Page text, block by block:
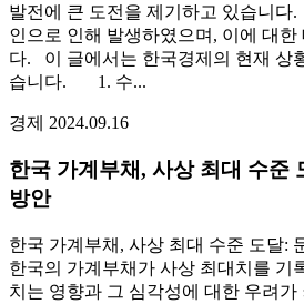
발전에 큰 도전을 제기하고 있습니다
인으로 인해 발생하였으며, 이에 대한
다. 이 글에서는 한국경제의 현재 상
습니다. 1. 수...
경제 2024.09.16
한국 가계부채, 사상 최대 수준
방안
한국 가계부채, 사상 최대 수준 도달:
한국의 가계부채가 사상 최대치를 기
치는 영향과 그 심각성에 대한 우려가